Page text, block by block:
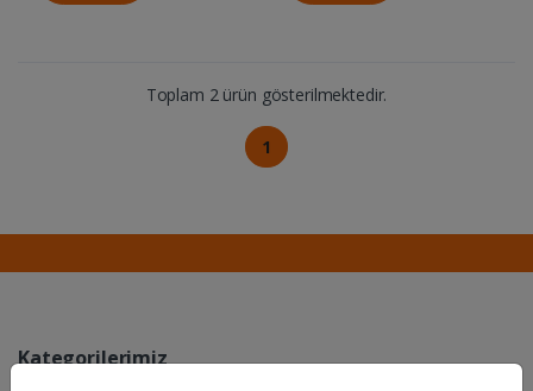
Toplam 2 ürün gösterilmektedir.
1
Kategorilerimiz